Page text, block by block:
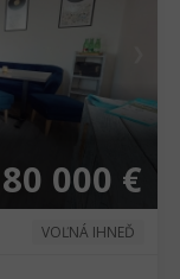
80 000 €
VOĽNÁ IHNEĎ